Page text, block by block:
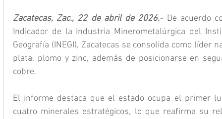
Zacatecas, Zac., 22 de abril de 2026.- De acuerdo
Indicador de la Industria Minerometalúrgica del
Geografía (INEGI), Zacatecas se consolida como líder
plata, plomo y zinc, además de posicionarse en
cobre.
El informe destaca que el estado ocupa el primer
cuatro minerales estratégicos, lo que reafirma su